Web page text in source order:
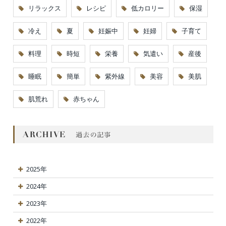
リラックス レシピ 低カロリー 保湿
冷え 夏 妊娠中 妊婦 子育て
料理 時短 栄養 気遣い 産後
睡眠 簡単 紫外線 美容 美肌
肌荒れ 赤ちゃん
2025年
2024年
2023年
2022年